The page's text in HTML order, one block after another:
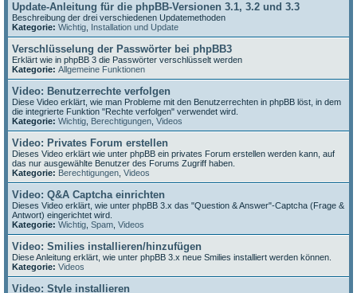
Update-Anleitung für die phpBB-Versionen 3.1, 3.2 und 3.3
Beschreibung der drei verschiedenen Updatemethoden
Kategorie: Wichtig Installation und Update
Verschlüsselung der Passwörter bei phpBB3
Erklärt wie in phpBB 3 die Passwörter verschlüsselt werden
Kategorie: Allgemeine Funktionen
Video: Benutzerrechte verfolgen
Diese Video erklärt, wie man Probleme mit den Benutzerrechten in phpBB löst, in dem
die integrierte Funktion "Rechte verfolgen" verwendet wird.
Kategorie: Wichtig Berechtigungen Videos
Video: Privates Forum erstellen
Dieses Video erklärt wie unter phpBB ein privates Forum erstellen werden kann, auf
das nur ausgewählte Benutzer des Forums Zugriff haben.
Kategorie: Berechtigungen Videos
Video: Q&A Captcha einrichten
Dieses Video erklärt, wie unter phpBB 3.x das "Question & Answer"-Captcha (Frage &
Antwort) eingerichtet wird.
Kategorie: Wichtig Spam Videos
Video: Smilies installieren/hinzufügen
Diese Anleitung erklärt, wie unter phpBB 3.x neue Smilies installiert werden können.
Kategorie: Videos
Video: Style installieren